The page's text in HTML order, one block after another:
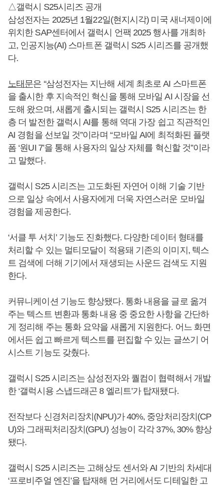
△갤럭시 S25시리즈 공개
삼성전자는 2025년 1월22일(현지시각) 미국 새너제이에
위치한 SAP센터에서 갤럭시 언팩 2025 행사를 개최하
고, 인공지능(AI) 스마트폰 갤럭시 S25 시리즈를 공개했
다.
노태문은 “삼성전자는 지난해 세계 최초로 AI 스마트폰
을 출시한 후 지속적인 혁신을 통해 모바일 AI 시장을 선
도해 왔으며, 새롭게 출시되는 갤럭시 S25 시리즈는 한
층 더 발전한 갤럭시 AI를 통해 역대 가장 쉽고 직관적인
AI 경험을 선보일 것”이라며 “모바일 AI에 최적화된 플랫
폼 ‘원UI 7’을 통해 사용자의 일상 자체를 혁신할 것”이라
고 말했다.
갤럭시 S25 시리즈는 고도화된 자연어 이해 기술 기반
으로 일상 속에서 사용자에게 더욱 자연스러운 모바일
경험을 제공한다.
‘서클 투 서치’ 기능도 진화했다. 다양한 데이터 형태를
처리할 수 있는 멀티모달이 적용돼 기존의 이미지, 텍스
트 검색에 더해 기기에서 재생되는 사운드 검색도 지원
한다.
커뮤니케이션 기능도 향상됐다. 통화 내용을 글로 옮겨
주는 텍스트 변환과 통화 내용 중 중요한 사항을 간단하
게 정리해 주는 통화 요약을 새롭게 지원한다. 어느 화면
에서든 쉽고 빠르게 텍스트를 편집할 수 있는 글쓰기 어
시스트 기능도 갖췄다.
갤럭시 S25 시리즈는 삼성전자와 퀄컴이 협력해서 개발
한 ‘갤럭시용 스냅드래곤 8 엘리트’가 탑재됐다.
전작보다 신경처리장치(NPU)가 40%, 중앙처리장치(CP
U)와 그래픽처리장치(GPU) 성능이 각각 37%, 30% 향상
됐다.
갤럭시 S25 시리즈는 고해상도 센서와 AI 기반의 차세대
‘프로비주얼 엔진’을 탑재해 먼 거리에서도 디테일한 고